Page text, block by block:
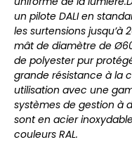
un pilote DALI en
les surtensions jusqu’à
mât de diamètre de
de polyester pur
grande résistance à la
utilisation avec une
systèmes de gestion à
sont en acier
couleurs RAL.